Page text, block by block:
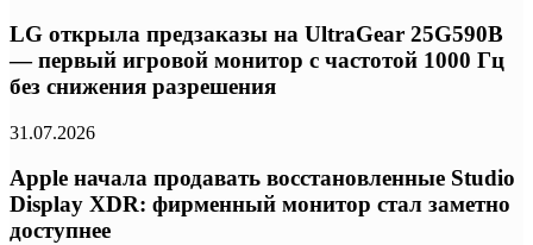
LG открыла предзаказы на UltraGear 25G590B
— первый игровой монитор с частотой 1000 Гц
без снижения разрешения
31.07.2026
Apple начала продавать восстановленные Studio
Display XDR: фирменный монитор стал заметно
доступнее